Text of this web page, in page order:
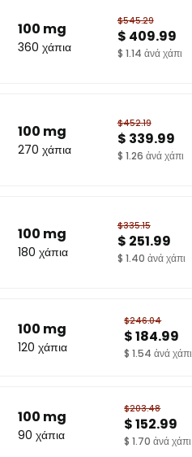
100 mg
360 χάπια
$545.29
$ 409.99
$ 1.14 ἀνά χάπι
100 mg
270 χάπια
$452.19
$ 339.99
$ 1.26 ἀνά χάπι
100 mg
180 χάπια
$335.15
$ 251.99
$ 1.40 ἀνά χάπι
100 mg
120 χάπια
$246.04
$ 184.99
$ 1.54 ἀνά χάπι
100 mg
90 χάπια
$203.48
$ 152.99
$ 1.70 ἀνά χάπι